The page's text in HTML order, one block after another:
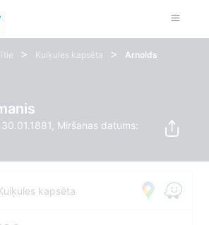
> Kuiķules kapsēta >
Arnolds
Miršanas datums:
kapsēta